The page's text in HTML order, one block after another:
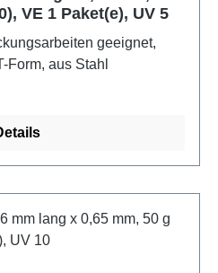
g, vernickelt (021390), VE 1 Paket(e), UV 5
geeignet,
Form, aus Stahl